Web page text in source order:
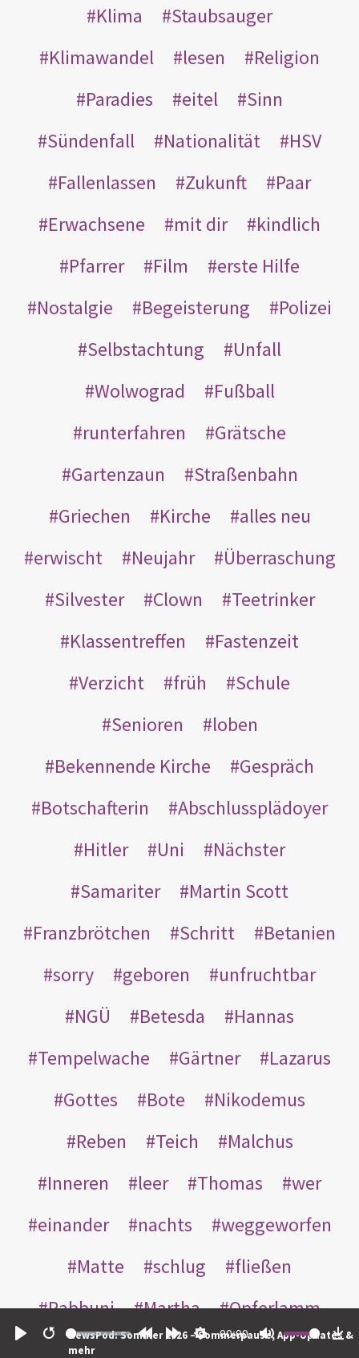
Restart
00:00
NewsPod: Sommer 2026 – Sommerpause, App-Updates &
mehr
Klima
Staubsauger
Klimawandel
lesen
Religion
Paradies
eitel
Sinn
Sündenfall
Nationalität
HSV
Fallenlassen
Zukunft
Paar
Erwachsene
mit dir
kindlich
Pfarrer
Film
erste Hilfe
Nostalgie
Begeisterung
Polizei
Selbstachtung
Unfall
Wolwograd
Fußball
runterfahren
Grätsche
Gartenzaun
Straßenbahn
Griechen
Kirche
alles neu
erwischt
Neujahr
Überraschung
Silvester
Clown
Teetrinker
Klassentreffen
Fastenzeit
Verzicht
früh
Schule
Senioren
loben
Bekennende Kirche
Gespräch
Botschafterin
Abschlussplädoyer
Hitler
Uni
Nächster
Samariter
Martin Scott
Franzbrötchen
Schritt
Betanien
sorry
geboren
unfruchtbar
NGÜ
Betesda
Hannas
Tempelwache
Gärtner
Lazarus
Gottes
Bote
Nikodemus
Reben
Teich
Malchus
Inneren
leer Thomas
wer
einander
nachts
weggeworfen
Matte
schlug
fließen
Rabbuni
Martha
Opferlamm
gewaschen
jüdischen